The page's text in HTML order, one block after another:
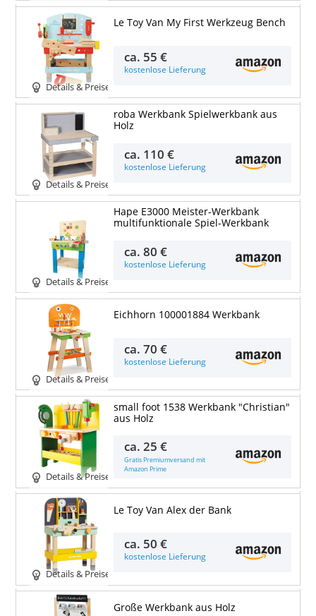
Details & Preise
Le Toy Van My First Werkzeug Bench
ca. 55 €
kostenlose Lieferung
Details & Preise
roba Werkbank Spielwerkbank aus
Holz
ca. 110 €
kostenlose Lieferung
Details & Preise
Hape E3000 Meister-Werkbank
multifunktionale Spiel-Werkbank
ca.80 €
kostenlose Lieferung
Details & Preise
Eichhorn 100001884 Werkbank
ca.70 €
kostenlose Lieferung
Details & Preise
small foot 1538 Werkbank "Christian"
aus Holz
ca.25 €
Gratis Premiumversand mit
Amazon Prime
Details & Preise
Le Toy Van Alex der Bank
ca. 50 €
kostenlose Lieferung
Große Werkbank aus Holz